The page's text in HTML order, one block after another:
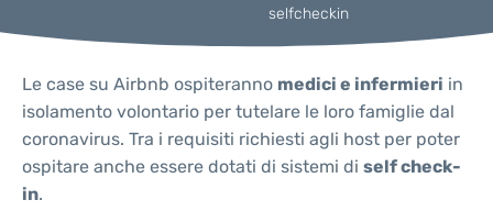
selfcheckin
Le case su Airbnb ospiteranno medici e infermieri in
isolamento volontario per tutelare le loro famiglie dal
coronavirus. Tra i requisiti richiesti agli host per poter
ospitare anche essere dotati di sistemi di self check-
in.